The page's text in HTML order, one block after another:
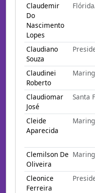
Claudemir
Do
Nascimento
Lopes
Claudiano
Souza
Claudinei
Roberto
Claudiomar
José
Santa
Cleide
Aparecida
Clemilson De
Oliveira
Cleonice
Ferreira